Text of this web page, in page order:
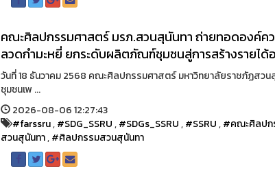
คณะศิลปกรรมศาสตร์ มรภ.สวนสุนันทา ถ่ายทอดองค์ค
ลวดกำมะหยี่ ยกระดับผลิตภัณฑ์ชุมชนสู่การสร้างรายได้
วันที่ 18 ธันวาคม 2568 คณะศิลปกรรมศาสตร์ มหาวิทยาลัยราชภัฏส
ชุมชนเพ ...
2026-08-06 12:27:43
#farssru,#SDG_SSRU,#SDGs_SSRU,#SSRU,#คณะศิลปก
สวนสุนันทา,#ศิลปกรรมสวนสุนันทา